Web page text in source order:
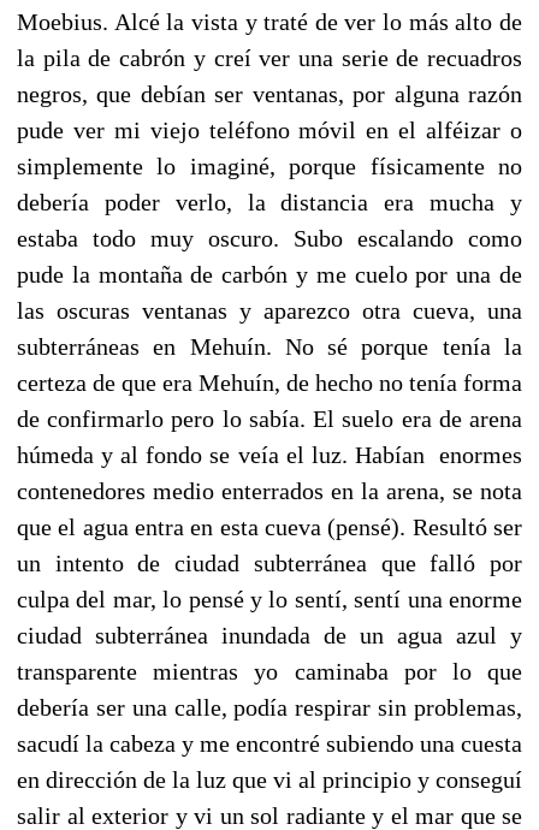
Moebius. Alcé la vista y traté de ver lo más alto de
la pila de cabrón y creí ver una serie de recuadros
negros, que debían ser ventanas, por alguna razón
pude ver mi viejo teléfono móvil en el alféizar o
simplemente lo imaginé, porque físicamente no
debería poder verlo, la distancia era mucha y
estaba todo muy oscuro. Subo escalando como
pude la montaña de carbón y me cuelo por una de
las oscuras ventanas y aparezco otra cueva, una
subterráneas en Mehuín. No sé porque tenía la
certeza de que era Mehuín, de hecho no tenía forma
de confirmarlo pero lo sabía. El suelo era de arena
húmeda y al fondo se veía el luz. Habían enormes
contenedores medio enterrados en la arena, se nota
que el agua entra en esta cueva (pensé). Resultó ser
un intento de ciudad subterránea que falló por
culpa del mar, lo pensé y lo sentí, sentí una enorme
ciudad subterránea inundada de un agua azul y
transparente mientras yo caminaba por lo que
debería ser una calle, podía respirar sin problemas,
sacudí la cabeza y me encontré subiendo una cuesta
en dirección de la luz que vi al principio y conseguí
salir al exterior y vi un sol radiante y el mar que se